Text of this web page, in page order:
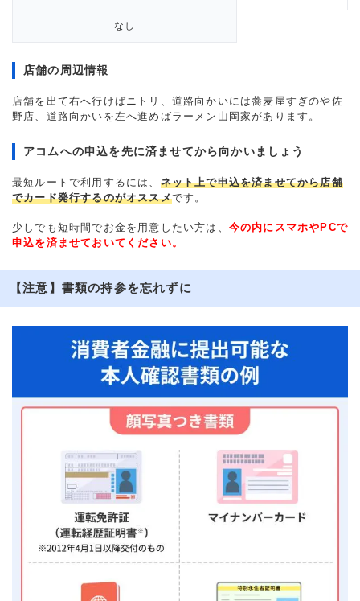
なし
店舗の周辺情報
店舗を出て右へ行けばニトリ、道路向かいには蕎麦屋すぎのや佐
野店、道路向かいを左へ進めばラーメン山岡家があります。
アコムへの申込を先に済ませてから向かいましょう
最短ルートで利用するには、 ネット上で申込を済ませてから店舗
でカード発行するのがオススメです。
少しでも短時間でお金を用意したい方は、 今の内にスマホやPCで
申込を済ませておいてください。
【注意】書類の持参を忘れずに